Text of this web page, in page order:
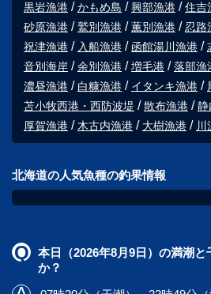
黒岩漁港
かもめ島 興部漁港 住吉
砂原漁港
鷲別漁港 薫別漁港 忍路
祝津漁港
入船漁港 函館湯川漁港
音別海岸
余別漁港 増毛港 落部漁
濃昼漁港
白糠漁港 イタンキ漁港
苫小牧西港・西防波堤
散布漁港 静
厚賀漁港
木古内漁港 大樹漁港 川
北海道の人気魚種の釣果情報
本日（2026年8月9日）の満潮
か？